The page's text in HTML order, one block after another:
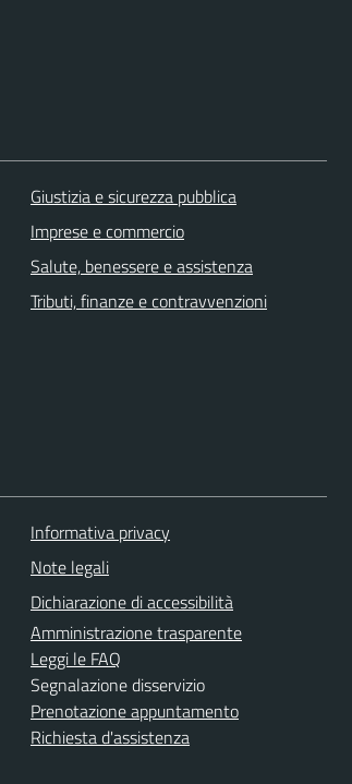
Giustizia e sicurezza pubblica
Imprese e commercio
Salute, benessere e assistenza
Tributi, finanze e contravvenzioni
Informativa privacy
Note legali
Dichiarazione di accessibilità
Amministrazione trasparente
Leggi le FAQ
Segnalazione disservizio
Prenotazione appuntamento
Richiesta d'assistenza